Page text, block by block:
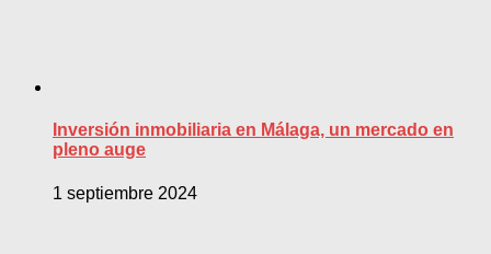
Inversión inmobiliaria en Málaga, un mercado en
pleno auge
1 septiembre 2024